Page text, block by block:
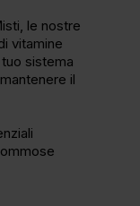
le nostre
vitamine
sistema
il